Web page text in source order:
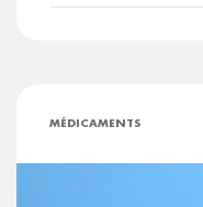
MÉDICAMENTS